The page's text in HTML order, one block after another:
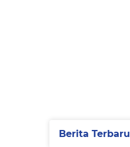
Berita Terbaru